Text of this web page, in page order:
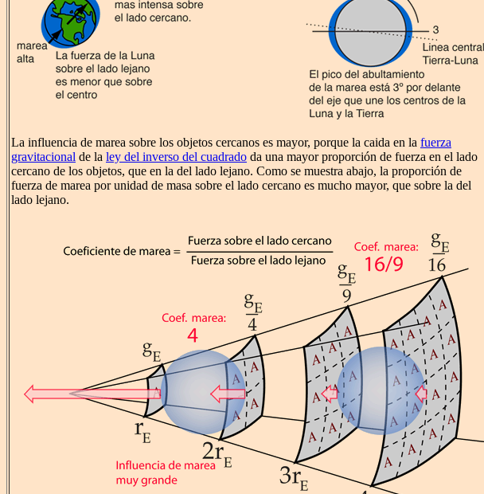
La influencia de marea sobre los objetos cercanos es mayor, porque la caida en la fuerza
gravitacional de la ley del inverso del cuadrado da una mayor proporción de fuerza en el lado
cercano de los objetos, que en la del lado lejano. Como se muestra abajo, la proporción de
fuerza de marea por unidad de masa sobre el lado cercano es mucho mayor, que sobre la del
lado lejano.